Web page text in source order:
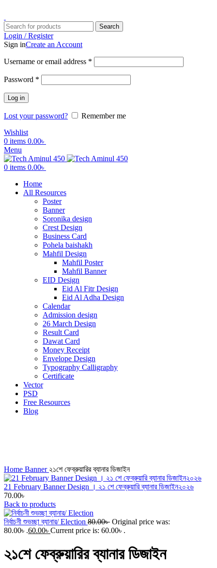
Search
Login / Register
Sign inCreate an Account
Username or email address *
Password *
Log in
Lost your password?
Remember me
Wishlist
0 items 0.00৳
Menu
0 items 0.00৳
Home
All Resources
Poster
Banner
Soronika design
Crest Design
Business Card
Pohela baishakh
Mahfil Design
Mahfil Poster
Mahfil Banner
EID Design
Eid Al Fitr Design
Eid Al Adha Design
Calendar
Admission design
26 March Design
Result Card
Dawat Card
Money Receipt
Envelope Design
Typography Calligraphy
Certificate
Vector
PSD
Free Resources
Blog
Home Banner ২১শে ফেব্রুয়ারির ব্যানার ডিজাইন
21 February Banner Design । ২১ শে ফেব্রুয়ারি ব্যানার ডিজাইন২০২৬
70.00৳
Back to products
নির্বাচনী শুভচ্ছা ব্যানার/ Election 80.00৳ Original price was:
80.00৳ .60.00৳ Current price is: 60.00৳ .
২১শে ফেব্রুয়ারির ব্যানার ডিজাইন